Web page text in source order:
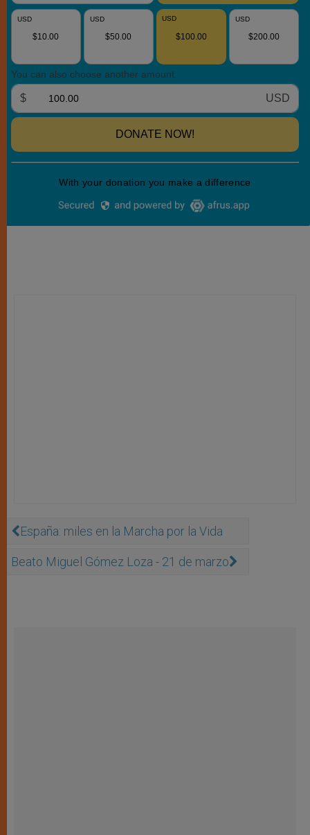
España: miles en la Marcha por la Vida
Beato Miguel Gómez Loza - 21 de marzo